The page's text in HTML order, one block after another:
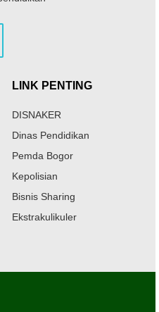
LINK PENTING
DISNAKER
Dinas Pendidikan
Pemda Bogor
Kepolisian
Bisnis Sharing
Ekstrakulikuler